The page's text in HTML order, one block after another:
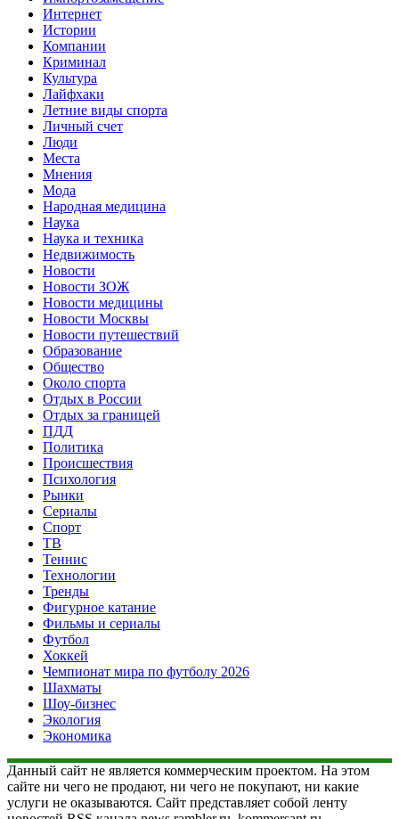
Интернет
Истории
Компании
Криминал
Культура
Лайфхаки
Летние виды спорта
Личный счет
Люди
Места
Мнения
Мода
Народная медицина
Наука
Наука и техника
Недвижимость
Новости
Новости ЗОЖ
Новости медицины
Новости Москвы
Новости путешествий
Образование
Общество
Около спорта
Отдых в России
Отдых за границей
ПДД
Политика
Происшествия
Психология
Рынки
Сериалы
Спорт
ТВ
Теннис
Технологии
Тренды
Фигурное катание
Фильмы и сериалы
Футбол
Хоккей
Чемпионат мира по футболу 2026
Шахматы
Шоу-бизнес
Экология
Экономика
Данный сайт не является коммерческим проектом. На этом
сайте ни чего не продают, ни чего не покупают, ни какие
услуги не оказываются. Сайт представляет собой ленту